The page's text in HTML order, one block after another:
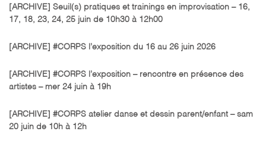
[ARCHIVE] Seuil(s) pratiques et trainings en improvisation – 16,
17, 18, 23, 24, 25 juin de 10h30 à 12h00
[ARCHIVE] #CORPS l’exposition du 16 au 26 juin 2026
[ARCHIVE] #CORPS l’exposition – rencontre en présence des
artistes – mer 24 juin à 19h
[ARCHIVE] #CORPS atelier danse et dessin parent/enfant – sam
20 juin de 10h à 12h